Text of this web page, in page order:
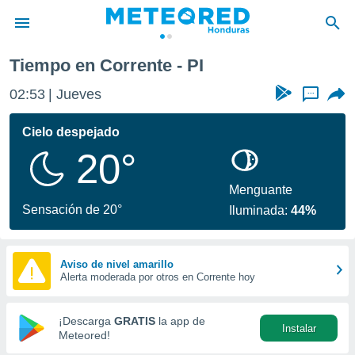
de
ha sido
calidad.
a este
las
y
forma
digital
basada
Tiempo en Corrente - PI
02:53 Jueves ...
Cielo despejado
20°
Sensación de 20°
Menguante
Iluminada:44%
Aviso de nivel amarillo
Alerta moderada por otros en Corrente hoy
¡Descarga GRATIS la app de
Meteored!
Instalar